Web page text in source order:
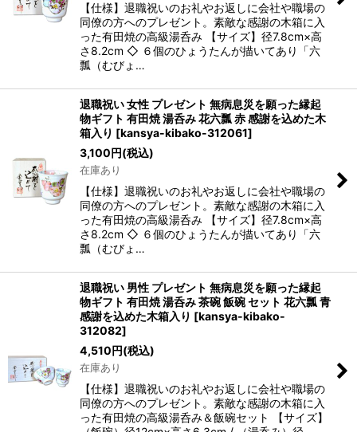
【仕様】退職祝いのお礼やお返しに会社や職場の
同僚の方へのプレゼント。素敵な感謝の木箱に入
った有田焼の高級湯呑み 【サイズ】径7.8cm×高
さ8.2cm ◇ ６個のひょうたんが描いてあり「六
瓢（むびょ…
退職祝い 女性 プレゼント 無病息災を願った縁起
物ギフト 有田焼 湯呑み 花六瓢 赤 感謝を込めた木
箱入り [kansya-kibako-312061]
3,100円(税込)
在庫あり
【仕様】退職祝いのお礼やお返しに会社や職場の
同僚の方へのプレゼント。素敵な感謝の木箱に入
った有田焼の高級湯呑み 【サイズ】径7.8cm×高
さ8.2cm ◇ ６個のひょうたんが描いてあり「六
瓢（むびょ…
退職祝い 男性 プレゼント 無病息災を願った縁起
物ギフト 有田焼 湯呑み 茶碗 飯碗 セット 花六瓢 青
感謝を込めた木箱入り [kansya-kibako-
312082]
4,510円(税込)
在庫あり
【仕様】退職祝いのお礼やお返しに会社や職場の
同僚の方へのプレゼント。素敵な感謝の木箱に入
った有田焼の高級湯呑み＆飯碗セット 【サイズ】